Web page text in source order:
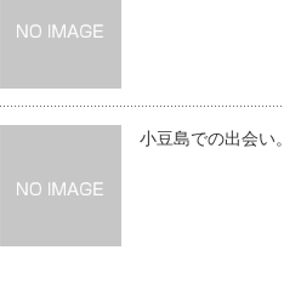
小豆島での出会い。